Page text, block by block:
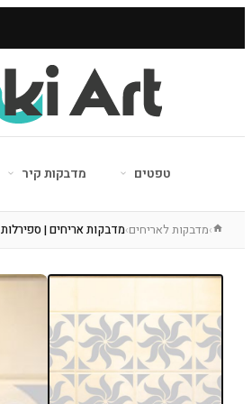
טפטים מדבקות קיר
›מדבקות לאריחים›מדבקות אריחים | ספירלות